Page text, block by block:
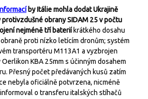
by Itálie mohla dodat Ukrajině
obrany SIDAM 25 v počtu
nejméně tří bateriíkrátkého dosahu
proti nízko letícím dronům; systém
transportéru M113A1 a vyzbrojen
KBA 25mm s účinným dosahem
Přesný počet předávaných kusů zatím
nebyla oficiálně potvrzena, nicméně
o transferu italských stíhačů